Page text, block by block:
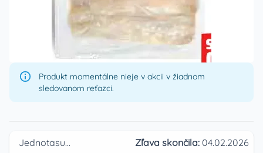
Produkt momentálne nieje v akcii v žiadnom
sledovanom reťazci.
Jednotasupermarket Zľava skončila: 04.02.2026